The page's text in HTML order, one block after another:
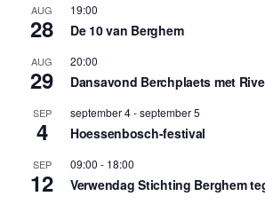
AUG
28
19:00
De 10 van Berghem
AUG
29
20:00
Dansavond Berchplaets met
SEP
4
september 4-september 5
Hoessenbosch-festival
SEP
12
09:00 - 18:00
Verwendag Stichting Berghem